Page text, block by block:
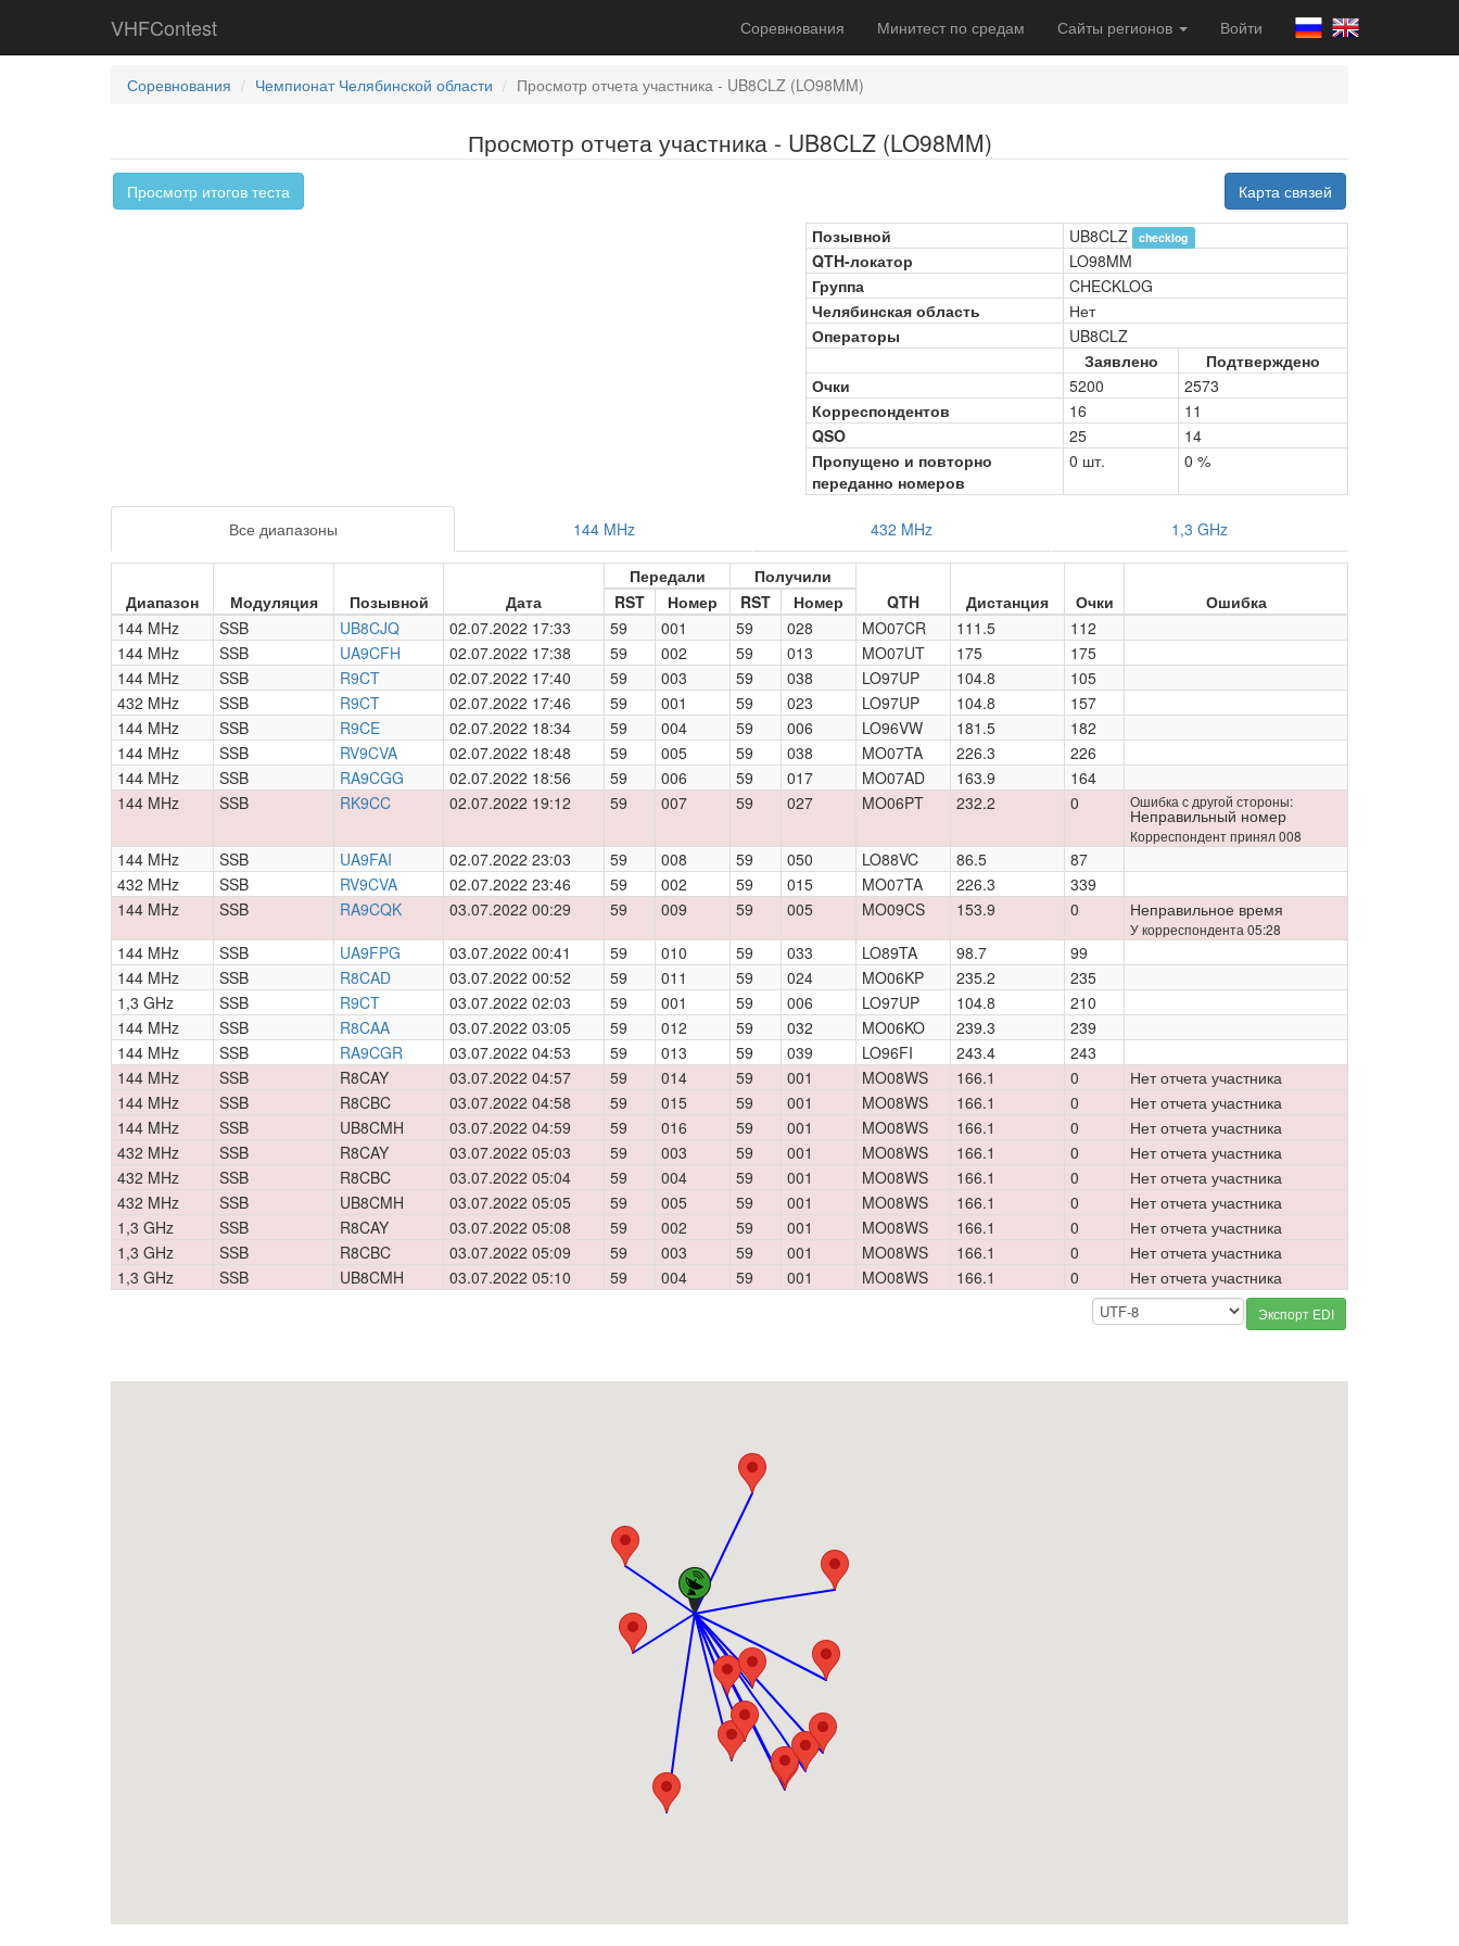
VHFContest Соревнования Минитест по средам Сайты регионов Войти
Соревнования Чемпионат Челябинской области Просмотр отчета участника - UB8CLZ (LO98MM)
Просмотр отчета участника - UB8CLZ (LO98MM)
Просмотр итогов теста Карта связей
Позывной UB8CLZ checklog
QTH-локатор
LO98MM
Группа
CHECKLOG
Челябинская область
Нет
Операторы
UB8CLZ
Заявлено
Подтверждено
Очки
5200
2573
Корреспондентов
16
11
QSO
25
14
Пропущено и повторно
переданно номеров
0 шт. 0 %
Все диапазоны 144 MHz 432 MHz 1,3 GHz
Диапазон Модуляция Позывной Дата
Передали
Получили
QTH
Дистанция Очки Ошибка
RST Номер RST
Номер
144 MHz
SSB UB8CJQ 02.07.2022 17:33 59 001 59 028 MO07CR 111.5
112
144 MHz
SSB UA9CFH 02.07.2022 17:38 59 002 59 013 MO07UT 175
175
144 MHz
SSB R9CT 02.07.2022 17:40 59 003 59 038 LO97UP 104.8
105
432 MHz
SSB R9CT 02.07.2022 17:46 59 001 59 023 LO97UP 104.8
157
144 MHz
SSB R9CE 02.07.2022 18:34 59 004 59 006 LO96VW 181.5
182
144 MHz
SSB RV9CVA 02.07.2022 18:48 59 005 59 038 MO07TA 226.3
226
144 MHz
SSB RA9CGG 02.07.2022 18:56 59 006 59 017 MO07AD 163.9
164
144 MHz
SSB RK9CC 02.07.2022 19:12 59 007 59 027 MO06PT 232.2 0 Ошибка с другой стороны:
Неправильный номер
Корреспондент принял 008
144 MHz SSB UA9FAI 02.07.2022 23:03 59 008 59 050 LO88VC 86.5
87
432 MHz
SSB RV9CVA 02.07.2022 23:46 59 002 59 015 MO07TA 226.3
339
144 MHz
SSB RA9CQK 03.07.2022 00:29 59 009 59 005 MO09CS 153.9 0 Неправильное время
У корреспондента 05:28
144 MHz SSB UA9FPG 03.07.2022 00:41 59 010 59 033 LO89TA 98.7
99
144 MHz
SSB R8CAD 03.07.2022 00:52 59 011 59 024 MO06KP 235.2
235
1,3 GHz
SSB R9CT 03.07.2022 02:03 59 001 59 006 LO97UP 104.8
210
144 MHz
SSB R8CAA 03.07.2022 03:05 59 012 59 032 MO06KO 239.3
239
144 MHz
SSB RA9CGR 03.07.2022 04:53 59 013 59 039 LO96FI 243.4
243
144 MHz
SSB R8CAY 03.07.2022 04:57 59 014 59 001 MO08WS 166.1 0
Нет отчета участника
144 MHz
SSB R8CBC 03.07.2022 04:58 59 015 59 001 MO08WS 166.1 0
Нет отчета участника
144 MHz
SSB UB8CMH 03.07.2022 04:59 59 016 59 001 MO08WS 166.1 0
Нет отчета участника
432 MHz
SSB R8CAY 03.07.2022 05:03 59 003 59 001 MO08WS 166.1 0
Нет отчета участника
432 MHz
SSB R8CBC 03.07.2022 05:04 59 004 59 001 MO08WS 166.1 0
Нет отчета участника
432 MHz
SSB UB8CMH 03.07.2022 05:05 59 005 59 001 MO08WS 166.1 0
Нет отчета участника
1,3 GHz
SSB R8CAY 03.07.2022 05:08 59 002 59 001 MO08WS 166.1 0
Нет отчета участника
1,3 GHz
SSB R8CBC 03.07.2022 05:09 59 003 59 001 MO08WS 166.1 0
Нет отчета участника
1,3 GHz
SSB UB8CMH 03.07.2022 05:10 59 004 59 001 MO08WS 166.1 0 Нет отчета участника
Экспорт EDI